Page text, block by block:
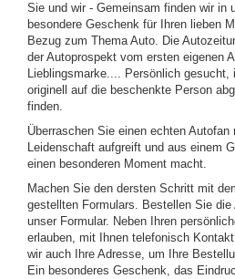
Sie und wir - Gemeinsam finden wir in
besondere Geschenk für Ihren lieben
Bezug zum Thema Auto. Die
der Autoprospekt vom ersten eigenen
Lieblingsmarke.... Persönlich gesucht,
originell auf die beschenkte Person
finden.
Überraschen Sie einen echten
Leidenschaft aufgreift und aus einem
einen besonderen Moment macht.
Machen Sie den dersten Schritt mit
gestellten Formulars. Bestellen Sie
unser Formular. Neben Ihren
erlauben, mit Ihnen telefonisch
wir auch Ihre Adresse, um Ihre
Ein besonderes Geschenk, das